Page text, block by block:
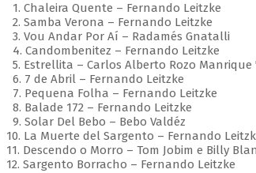
Chaleira Quente – Fernando Leitzke
Samba Verona – Fernando Leitzke
Vou Andar Por Aí – Radamés Gnatalli
Candombenitez – Fernando Leitzke
Estrellita – Carlos Alberto Rozo Manrique
7 de Abril – Fernando Leitzke
Pequena Folha – Fernando Leitzke
Balade 172 – Fernando Leitzke
Solar Del Bebo – Bebo Valdéz
La Muerte del Sargento – Fernando
Descendo o Morro – Tom Jobim e Billy
Sargento Borracho – Fernando Leitzke